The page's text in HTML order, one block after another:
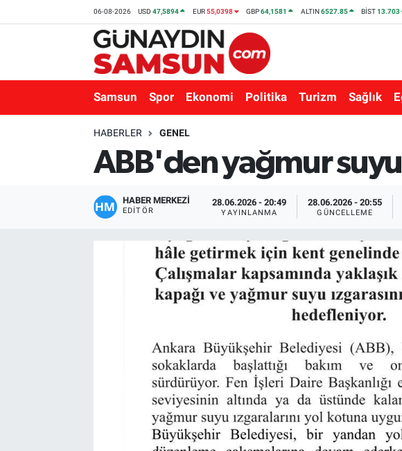
06-08-2026 USD47,5894 EUR55,0398 GBP64,1581 ALTIN6527.85 BİST13.703
Samsun Spor Ekonomi Politika Turizm Sağlık
HABERLER GENEL
ABB'den yağmur suyu
HABER MERKEZİ
EDITÖR
28.06.2026 - 20:49
YAYINLANMA
28.06.2026 - 20:55
GÜNCELLEME
Nöbetçi Eczaneler
Süper Lig Puan Durumu ve Fikstür
Tüm Manşetler